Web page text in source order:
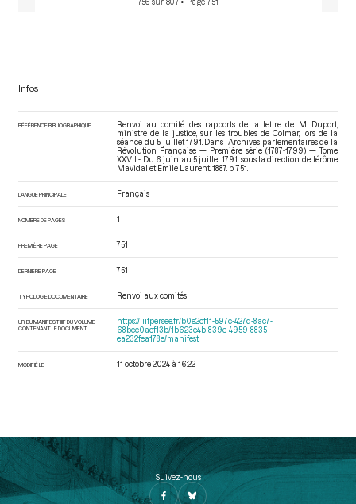
Infos
RÉFÉRENCE BIBLIOGRAPHIQUE
Renvoi au comité des rapports de la lettre de M. Duport,
ministre de la justice, sur les troubles de Colmar, lors de la
séance du 5 juillet 1791. Dans : Archives parlementaires de la
Révolution Française — Première série (1787-1799) — Tome
XXVII - Du 6 juin au 5 juillet 1791 , sous la direction de Jérôme
Mavidal et Emile Laurent. 1887. p. 751.
LANGUE PRINCIPALE Français
NOMBRE DE PAGES 1
PREMIÈRE PAGE 751
DERNIÈRE PAGE 751
TYPOLOGIE DOCUMENTAIRE Renvoi aux comités
URI DU MANIFEST IIIF DU VOLUME
CONTENANT LE DOCUMENT
https://iiif.persee.fr/b0e2cf11-597c-427d-8ac7-
68bcc0acf13b/1b623e4b-839e-4959-8835-
ea232fea178e/manifest
MODIFIÉ LE 11 octobre 2024 à 16:22
Suivez-nous